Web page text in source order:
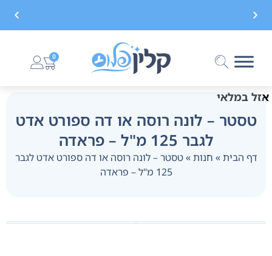
משלוח חינם בקנייה מעל 299 ₪, לא כולל בישום 0
אזל במלאי
טסטר – לונה רוסה או דה ספורט אדט
לגבר 125 מ"ל – פראדה
דף הבית» חנות»טסטר – לונה רוסה או דה ספורט אדט לגבר
125 מ"ל – פראדה